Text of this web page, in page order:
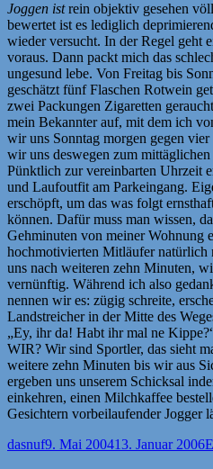
Joggen istrein objektiv gesehen
bewertet ist es lediglich
wieder versucht. In der Regel geht
voraus. Dann packt mich das
ungesund lebe. Von Freitag bis
geschätzt fünf Flaschen Rotwein
zwei Packungen Zigaretten
mein Bekannter auf, mit dem ich
wir uns Sonntag morgen gegen
wir uns deswegen zum
Pünktlich zur vereinbarten Uhrzeit
und Laufoutfit am Parkeingang.
erschöpft, um das was folgt
können. Dafür muss man wissen,
Gehminuten von meiner Wohnung
hochmotivierten Mitläufer natürlich
uns nach weiteren zehn Minuten,
vernünftig. Während ich also
nennen wir es: zügig schreite,
Landstreicher in der Mitte des
„Ey, ihr da! Habt ihr mal ne
WIR? Wir sind Sportler, das sieht
weitere zehn Minuten bis wir aus
ergeben uns unserem Schicksal
einkehren, einen Milchkaffee
Gesichtern vorbeilaufender Jogger
Autor
dasnufVeröffentlicht
9. Mai 200413. Januar 2006